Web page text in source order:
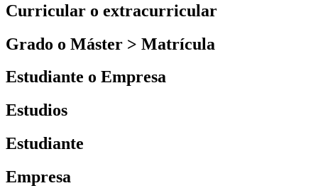
Curricular o extracurricular
Grado o Máster > Matrícula
Estudiante o Empresa
Estudios
Estudiante
Empresa